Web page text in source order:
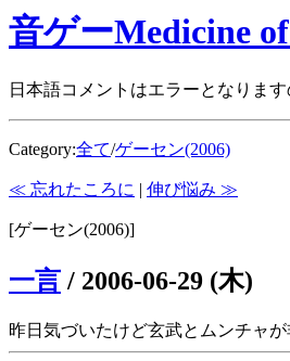
音ゲーMedicine
日本語コメントはエラーとなりま
Category:全て/ゲーセン(2006)
≪ 忘れたころに | 伸び悩み ≫
[ゲーセン(2006)]
一言 / 2006-06-29 (木)
昨日気づいたけど玄武とムンチャが